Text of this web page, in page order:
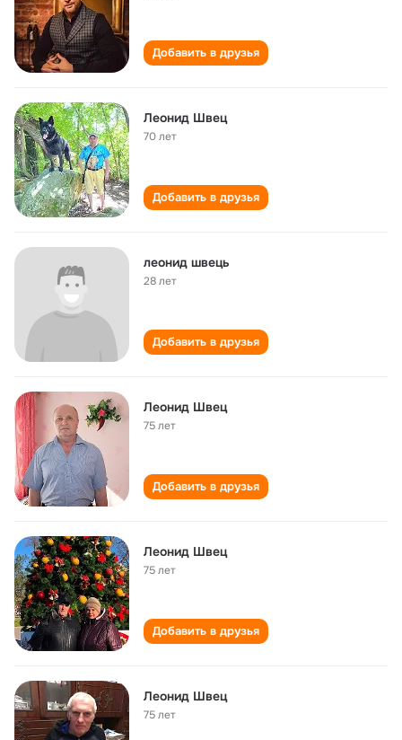
Добавить в друзья
Леонид Швец
70 лет
Добавить в друзья
леонид швець
28 лет
Добавить в друзья
Леонид Швец
75 лет
Добавить в друзья
Леонид Швец
75 лет
Добавить в друзья
Леонид Швец
75 лет